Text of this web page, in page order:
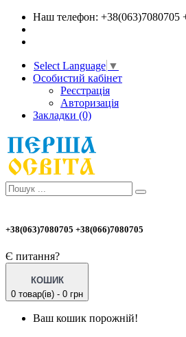
Наш телефон: +38(063)7080705
Select Language ▼
Особистий кабінет
Реєстрація
Авторизація
Закладки (0)
+38(063)7080705 +38(066)7080705
Є питання?
КОШИК
0 товар(ів) - 0 грн
Ваш кошик порожній!